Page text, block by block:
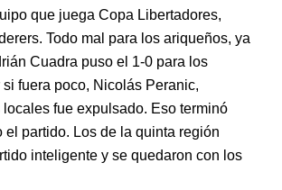
que juega Copa Libertadores,
Todo mal para los ariqueños, ya
Cuadra puso el 1-0 para los
si fuera poco, Nicolás Peranic,
fue expulsado. Eso terminó
el partido. Los de la quinta región
inteligente y se quedaron con los